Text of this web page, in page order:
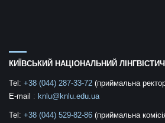
КИЇВСЬКИЙ НАЦІОНАЛЬНИЙ
Tel: +38 (044) 287-33-72 (приймальна
E-mail : knlu@knlu.edu.ua
Tel: +38 (044) 529-82-86 (приймальна